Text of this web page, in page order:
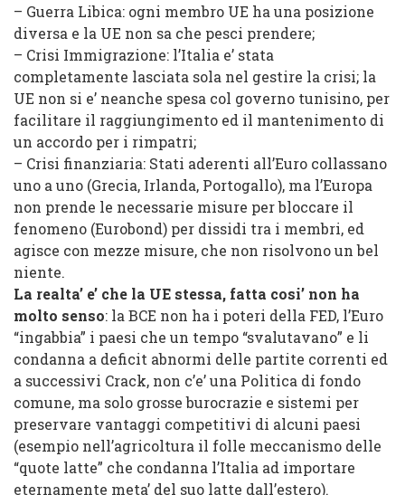
– Guerra Libica: ogni membro UE ha una posizione
diversa e la UE non sa che pesci prendere;
– Crisi Immigrazione: l’Italia e’ stata
completamente lasciata sola nel gestire la crisi; la
UE non si e’ neanche spesa col governo tunisino, per
facilitare il raggiungimento ed il mantenimento di
un accordo per i rimpatri;
– Crisi finanziaria: Stati aderenti all’Euro collassano
uno a uno (Grecia, Irlanda, Portogallo), ma l’Europa
non prende le necessarie misure per bloccare il
fenomeno (Eurobond) per dissidi tra i membri, ed
agisce con mezze misure, che non risolvono un bel
niente.
La realta’ e’ che la UE stessa, fatta cosi’ non ha
molto senso: la BCE non ha i poteri della FED, l’Euro
“ingabbia” i paesi che un tempo “svalutavano” e li
condanna a deficit abnormi delle partite correnti ed
a successivi Crack, non c’e’ una Politica di fondo
comune, ma solo grosse burocrazie e sistemi per
preservare vantaggi competitivi di alcuni paesi
(esempio nell’agricoltura il folle meccanismo delle
“quote latte” che condanna l’Italia ad importare
eternamente meta’ del suo latte dall’estero).